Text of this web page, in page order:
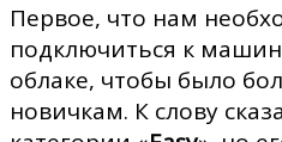
Первое, что нам
подключиться к
облаке, чтобы было
новичкам. К слову